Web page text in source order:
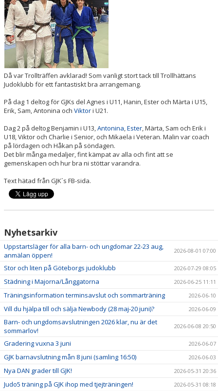
Då var Trollträffen avklarad! Som vanligt stort tack till Trollhättans
Judoklubb för ett fantastiskt bra arrangemang.
På dag 1 deltog för GJKs del Agnes i U11, Hanin, Ester och Märta i U15,
Erik, Sam, Antonina och Viktori U21.
Dag 2 på deltog Benjamin i U13,Antonina,Ester, Märta, Sam och Erik i
U18, Viktor och Charlie i Senior, och Mikaela i Veteran. Malin var coach
på lördagen och Håkan på söndagen.
Det blir många medaljer, fint kämpat av alla och fint att se
gemenskapen och hur bra ni stöttar varandra.
Text hätad från GJK´s FB-sida.
Nyhetsarkiv
Uppstartsläger för alla barn- och ungdomar 22-23 aug,
anmälan öppen!
2026-08-01 07:00
Stor och liten på Göteborgs judoklubb 2026-07-29 08:05
Städning i Majorna/Långgatorna 2026-06-25 11:11
Träningsinformation terminsavslut och sommarträning 2026-06-10
Vill du hjälpa till och sälja Newbody (28 maj-20 juni)? 2026-06-09
Barn- och ungdomsavslutningen 2026 klar, nu är det
sommarlov!
2026-06-08 20:50
Gradering vuxna 3 juni 2026-06-07
GJK barnavslutning mån 8 juni (samling 16:50) 2026-06-03
Nya DAN grader till GJK! 2026-05-31 20:36
Judo5 träning på GJK ihop med tjejträningen! 2026-05-31 08:18